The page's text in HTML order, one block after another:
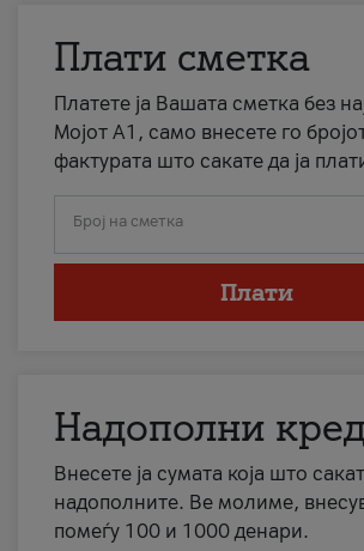
Плати сметка
Платете ја Вашата сметка без
Мојот А1, само внесете го
фактурата што сакате да ја
Број на сметка
Плати
Надополни
Внесете ја сумата која што
надополните. Ве молиме,
помеѓу 100 и 1000 денари.